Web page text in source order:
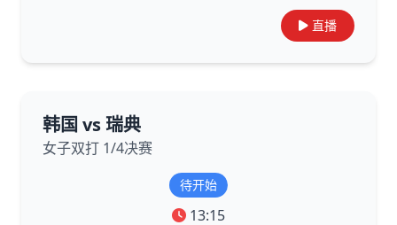
直播
韩国 vs 瑞典
女子双打 1/4决赛
待开始
13:15